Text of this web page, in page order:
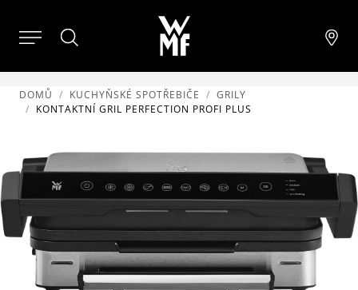
DOMŮ KUCHYŇSKÉ SPOTŘEBIČE
GRILY
KONTAKTNÍ GRIL PERFECTION PROFI PLUS